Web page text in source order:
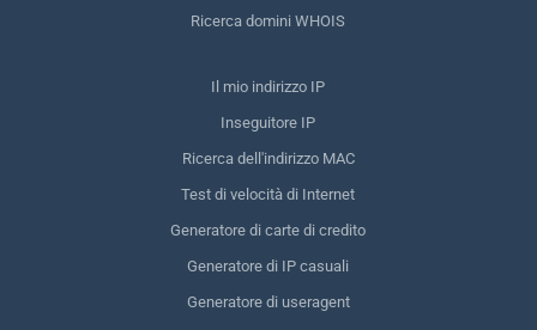
Ricerca domini WHOIS
Il mio indirizzo IP
Inseguitore IP
Ricerca dell'indirizzo MAC
Test di velocità di Internet
Generatore di carte di credito
Generatore di IP casuali
Generatore di useragent